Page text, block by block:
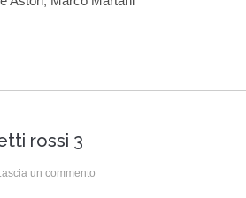
rossi 3
un commento